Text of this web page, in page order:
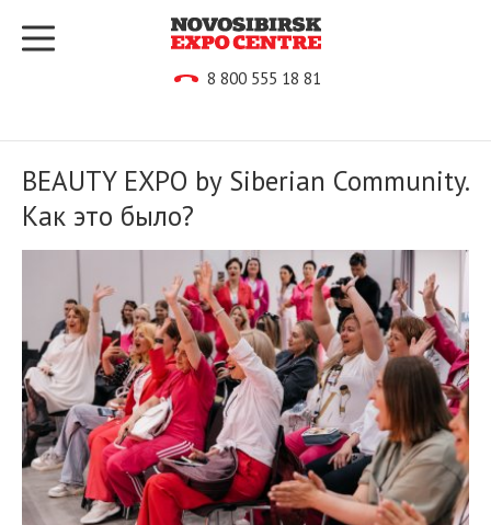
8 800 555 18 81
BEAUTY EXPO by Siberian Community.
Как это было?